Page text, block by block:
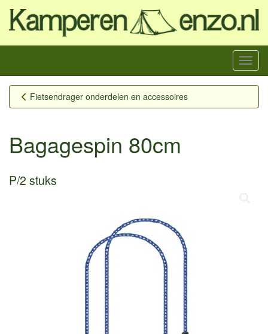
Menu
Fietsendrager onderdelen en accessoires
Bagagespin 80cm
P/2 stuks